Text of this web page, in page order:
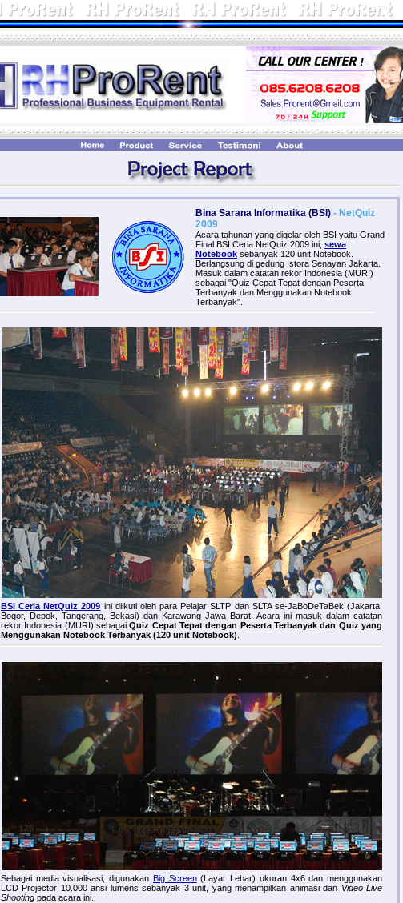
Bina Sarana Informatika (BSI) - NetQuiz
2009
Acara tahunan yang digelar oleh BSI yaitu Grand
Final BSI Ceria NetQuiz 2009 ini, sewa
Notebook sebanyak 120 unit Notebook.
Berlangsung di gedung Istora Senayan Jakarta.
Masuk dalam catatan rekor Indonesia (MURI)
sebagai "Quiz Cepat Tepat dengan Peserta
Terbanyak dan Menggunakan Notebook
Terbanyak".
BSI Ceria NetQuiz 2009 ini diikuti oleh para Pelajar SLTP dan SLTA se-JaBoDeTaBek (Jakarta,
Bogor, Depok, Tangerang, Bekasi) dan Karawang Jawa Barat. Acara ini masuk dalam catatan
rekor Indonesia (MURI) sebagaiQuiz Cepat Tepat dengan Peserta Terbanyak dan Quiz yang
Menggunakan Notebook Terbanyak (120 unit Notebook)
Sebagai media visualisasi, digunakan Big Screen(Layar Lebar) ukuran 4x6 dan menggunakan
LCD Projector 10.000 ansi lumens sebanyak 3 unit, yang menampilkan animasi dan Video Live
Shooting pada acara ini.